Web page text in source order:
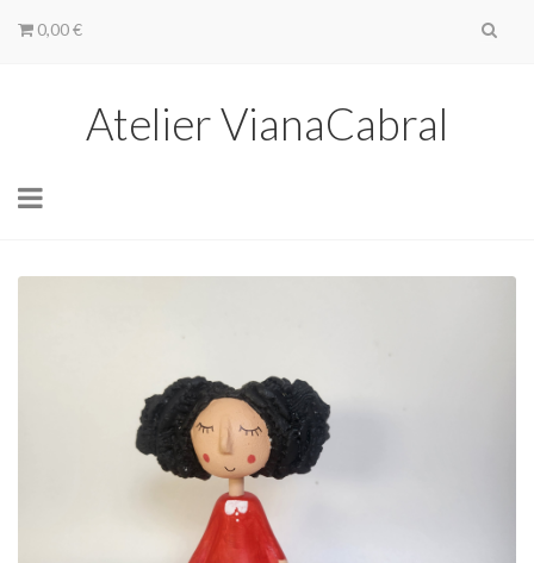
0,00 €
Atelier VianaCabral
Toggle